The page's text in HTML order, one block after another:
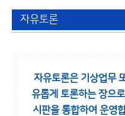
자유토론
자유토론은 기상업무
유롭게 토론하는 장으
시판을 통합하여 운영